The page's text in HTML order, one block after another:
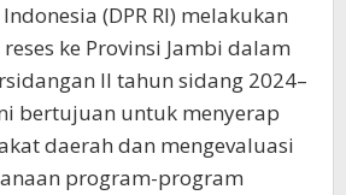
(DPR RI) melakukan
ke Provinsi Jambi dalam
II tahun sidang 2024–
bertujuan untuk menyerap
daerah dan mengevaluasi
program-program